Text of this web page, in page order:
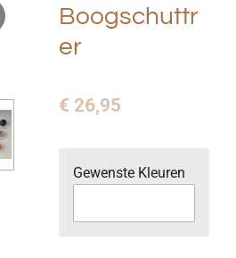
Boogschuttr
er
€ 26,95
Gewenste Kleuren